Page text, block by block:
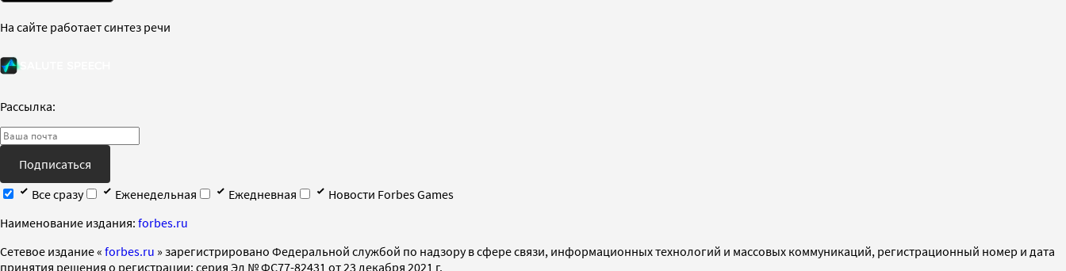
На сайте работает синтез речи
Рассылка:
Подписаться
Все сразу
Еженедельная Ежедневная
Новости Forbes Games
Наименование издания: forbes.ru
Cетевое издание « forbes.ru » зарегистрировано Федеральной службой по надзору в сфере связи, информационных технологий и массовых коммуникаций, регистрационный номер и дата
принятия решения о регистрации: серия Эл № ФС77-82431 от 23 декабря 2021 г.